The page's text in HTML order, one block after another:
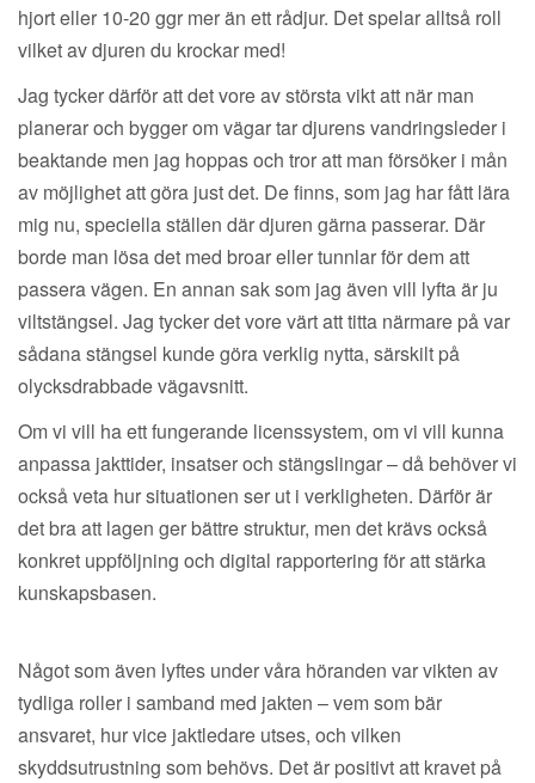
hjort eller 10-20 ggr mer än ett rådjur. Det spelar alltså roll
vilket av djuren du krockar med!
Jag tycker därför att det vore av största vikt att när man
planerar och bygger om vägar tar djurens vandringsleder i
beaktande men jag hoppas och tror att man försöker i mån
av möjlighet att göra just det. De finns, som jag har fått lära
mig nu, speciella ställen där djuren gärna passerar. Där
borde man lösa det med broar eller tunnlar för dem att
passera vägen. En annan sak som jag även vill lyfta är ju
viltstängsel. Jag tycker det vore värt att titta närmare på var
sådana stängsel kunde göra verklig nytta, särskilt på
olycksdrabbade vägavsnitt.
Om vi vill ha ett fungerande licenssystem, om vi vill kunna
anpassa jakttider, insatser och stängslingar – då behöver vi
också veta hur situationen ser ut i verkligheten. Därför är
det bra att lagen ger bättre struktur, men det krävs också
konkret uppföljning och digital rapportering för att stärka
kunskapsbasen.
Något som även lyftes under våra höranden var vikten av
tydliga roller i samband med jakten – vem som bär
ansvaret, hur vice jaktledare utses, och vilken
skyddsutrustning som behövs. Det är positivt att kravet på